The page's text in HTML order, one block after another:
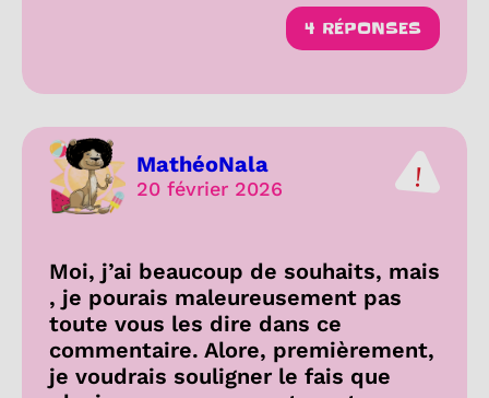
4 RÉPONSES
MathéoNala
20 février 2026
Moi, j’ai beaucoup de souhaits, mais
, je pourais maleureusement pas
toute vous les dire dans ce
commentaire. Alore, premièrement,
je voudrais souligner le fais que